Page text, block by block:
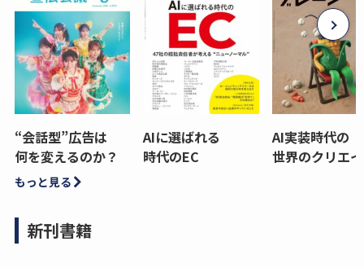
“会話型”広告は
何を変えるのか？
AIに選ばれる
時代のEC
AI実装時代の
世界のクリエ
もっと見る
新刊書籍